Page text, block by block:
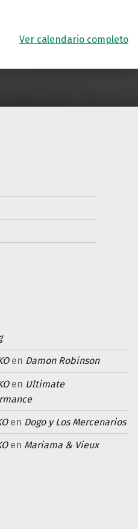
Ver calendario completo
en Damon Robinson
en Ultimate
en Dogo y Los Mercenarios
en Mariama & Vieux